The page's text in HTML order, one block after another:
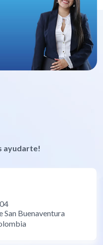
ayudarte!
Buenaventura